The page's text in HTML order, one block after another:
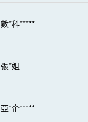
數*科*****
張*姐
亞*企*****